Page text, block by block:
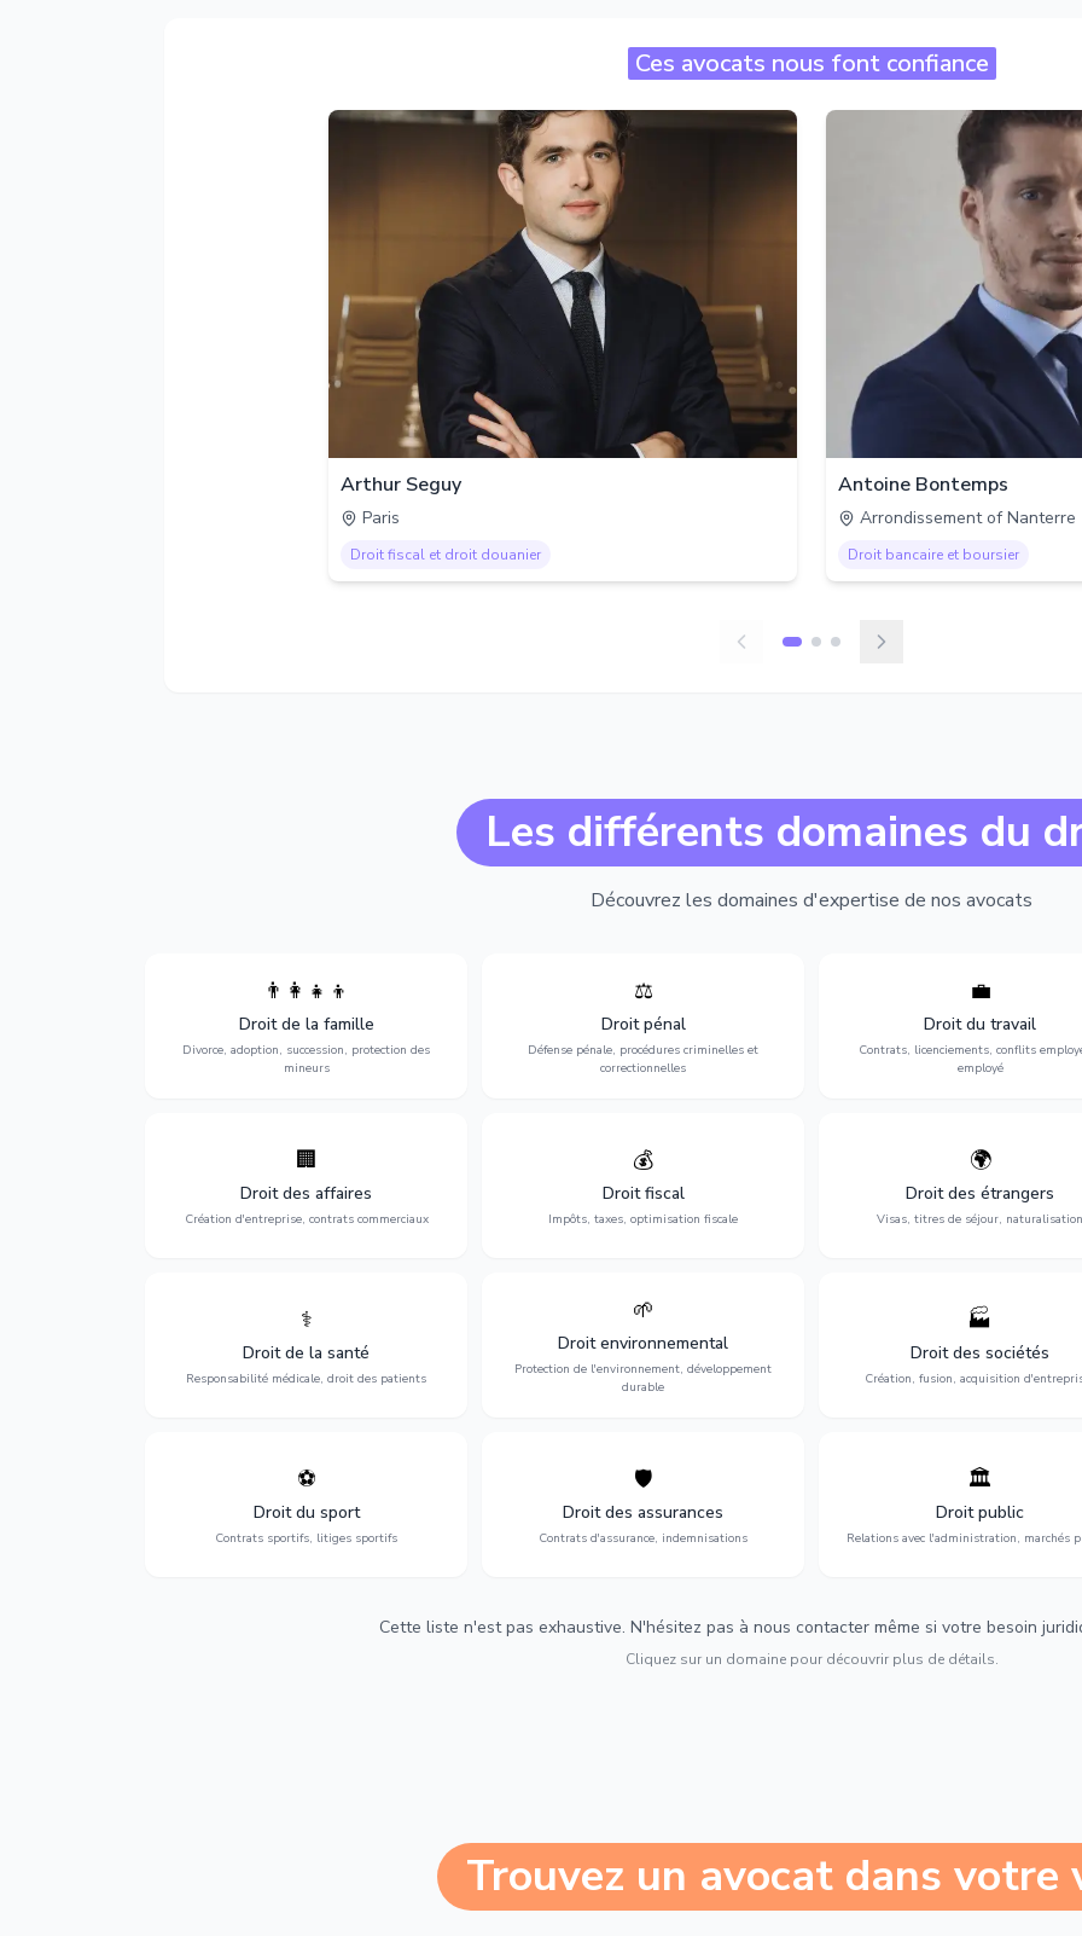
Ces avocats nous font confiance
Arthur Seguy
Paris
Droit fiscal et droit douanier
Antoine Bontemps
Arrondissement of Nanterre
Droit bancaire et boursier
Les différents domaines du
Découvrez les domaines d'expertise de nos avocats
👨‍👩‍👧‍👦
Droit de la famille
Divorce, adoption, succession, protection des
mineurs
succession et protection des personnes
vulnérables.
⚖️
Droit pénal
Défense pénale, procédures criminelles et
correctionnelles
Expertise en matière pénale, de
l'assistance en garde à vue jusqu'au
procès, pour toute affaire correctionnelle
ou criminelle.
💼
Droit du travail
Contrats, licenciements, conflits
employé
Protection de vos droits au
contrats, licenciements,
discrimination et conflits avec
l'employeur.
🏢
Droit des affaires
Création d'entreprise, contrats commerciaux
Accompagnement complet pour votre
entreprise : création, contrats
commerciaux, concurrence et litiges.
💰
Droit fiscal
Impôts, taxes, optimisation fiscale
Optimisation de votre situation fiscale :
déclarations, contentieux, contrôles
fiscaux et planification.
🌍
Droit des étrangers
Visas, titres de séjour, naturalisation
Obtention de vos droits de séjour :
cartes de séjour, regroupement
naturalisation.
⚕️
Droit de la santé
Responsabilité médicale, droit des patients
Défense de vos droits médicaux : erreurs
médicales, responsabilité des praticiens
et indemnisation.
🌱
Droit environnemental
Protection de l'environnement, développement
durable
environnementale, litiges et
développement durable.
🏭
Droit des sociétés
Création, fusion, acquisition
Structuration de votre société :
fusion-acquisition,
restructuration.
⚽
Droit du sport
Contrats sportifs, litiges sportifs
Expertise en droit sportif : contrats de
sportifs, transferts, sponsoring et
contentieux.
🛡️
Droit des assurances
Contrats d'assurance, indemnisations
Défense de vos intérêts : contrats
d'assurance, sinistres et indemnisations
optimales.
🏛️
Droit public
Relations avec l'administration, marchés
Gestion de vos relations avec
l'administration : marchés
urbanisme et contentieux.
Cette liste n'est pas exhaustive. N'hésitez pas à nous contacter même si votre besoin
Cliquez sur un domaine pour découvrir plus de détails.
Trouvez un avocat dans votre